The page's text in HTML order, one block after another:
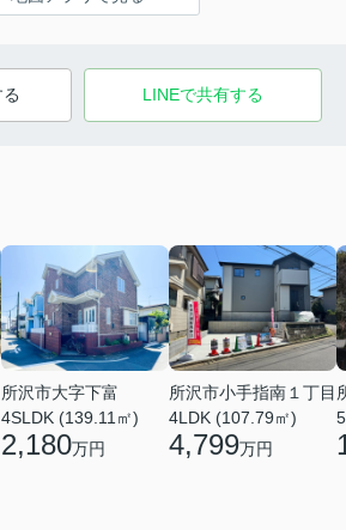
LINEで共有する
所沢市大字下富
4SLDK (139.11㎡)
2,180万円
所沢市小手指南１丁目
4LDK (107.79㎡)
4,799万円